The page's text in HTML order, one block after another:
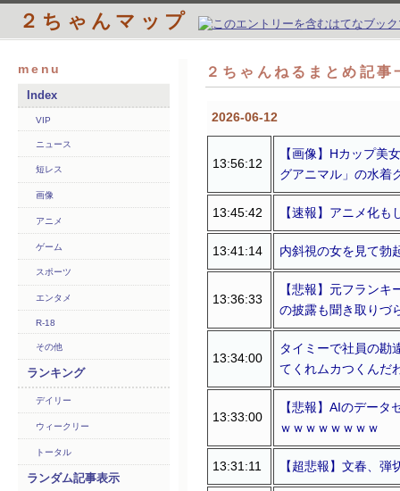
２ちゃんマップ
menu
Index
VIP
ニュース
短レス
画像
アニメ
ゲーム
スポーツ
エンタメ
R-18
その他
ランキング
デイリー
ウィークリー
トータル
ランダム記事表示
２ちゃんねるまとめ記
2026-06-12
13:56:12
【画像】Hカップ美
グアニマル」の水着
13:45:42 【速報】アニメ化
13:41:14 内斜視の女を見て勃
13:36:33
【悲報】元フラン
の披露も聞き取りづ
13:34:00
タイミーで社員の勘
てくれムカつくんだ
13:33:00
【悲報】AIのデー
ｗｗｗｗｗｗｗｗ
13:31:11 【超悲報】文春、弾